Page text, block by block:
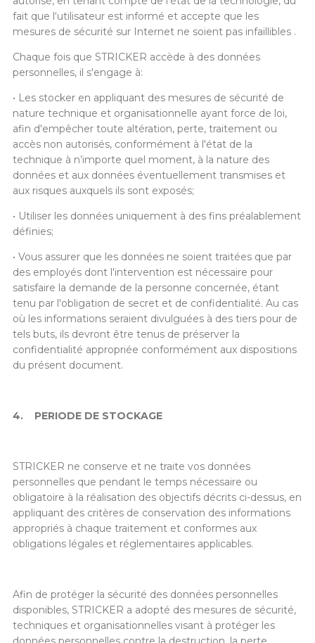
fait que l‘utilisateur est informé et accepte que les
mesures de sécurité sur Internet ne soient pas infaillibles .
Chaque fois que STRICKER accède à des données
personnelles, il s'engage à:
• Les stocker en appliquant des mesures de sécurité de
nature technique et organisationnelle ayant force de loi,
afin d'empêcher toute altération, perte, traitement ou
accès non autorisés, conformément à l'état de la
technique à n’importe quel moment, à la nature des
données et aux données éventuellement transmises et
aux risques auxquels ils sont exposés;
• Utiliser les données uniquement à des fins préalablement
définies;
• Vous assurer que les données ne soient traitées que par
des employés dont l'intervention est nécessaire pour
satisfaire la demande de la personne concernée, étant
tenu par l'obligation de secret et de confidentialité. Au cas
où les informations seraient divulguées à des tiers pour de
tels buts, ils devront être tenus de préserver la
confidentialité appropriée conformément aux dispositions
du présent document.
4. PERIODE DE STOCKAGE
STRICKER ne conserve et ne traite vos données
personnelles que pendant le temps nécessaire ou
obligatoire à la réalisation des objectifs décrits ci-dessus, en
appliquant des critères de conservation des informations
appropriés à chaque traitement et conformes aux
obligations légales et réglementaires applicables.
Afin de protéger la sécurité des données personnelles
disponibles, STRICKER a adopté des mesures de sécurité,
techniques et organisationnelles visant à protéger les